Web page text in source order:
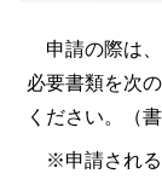
申請の際は、
必要書類を次
ください。（
※申請される